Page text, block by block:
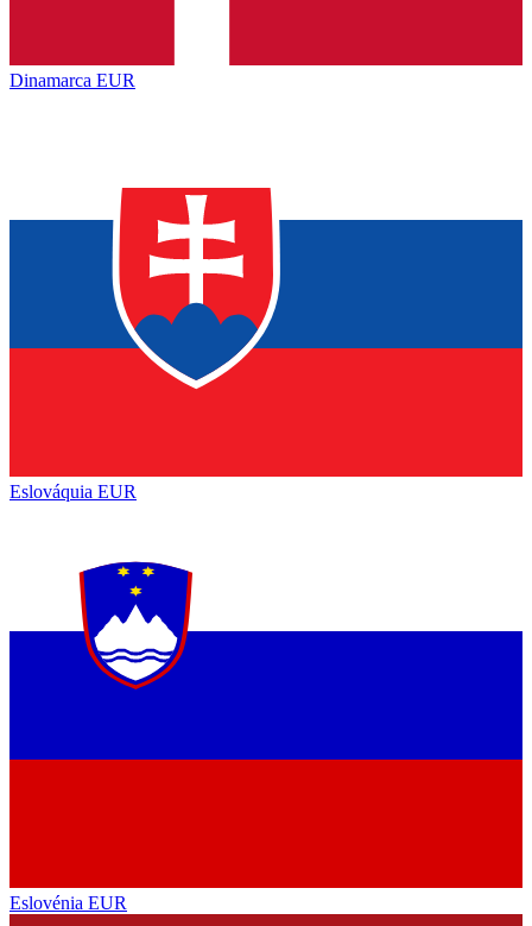
Dinamarca EUR
Eslováquia EUR
Eslovénia EUR